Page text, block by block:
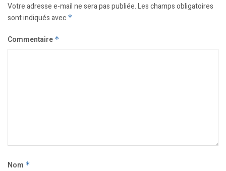
Votre adresse e-mail ne sera pas publiée.Les champs obligatoires
sont indiqués avec *
Commentaire *
Nom *